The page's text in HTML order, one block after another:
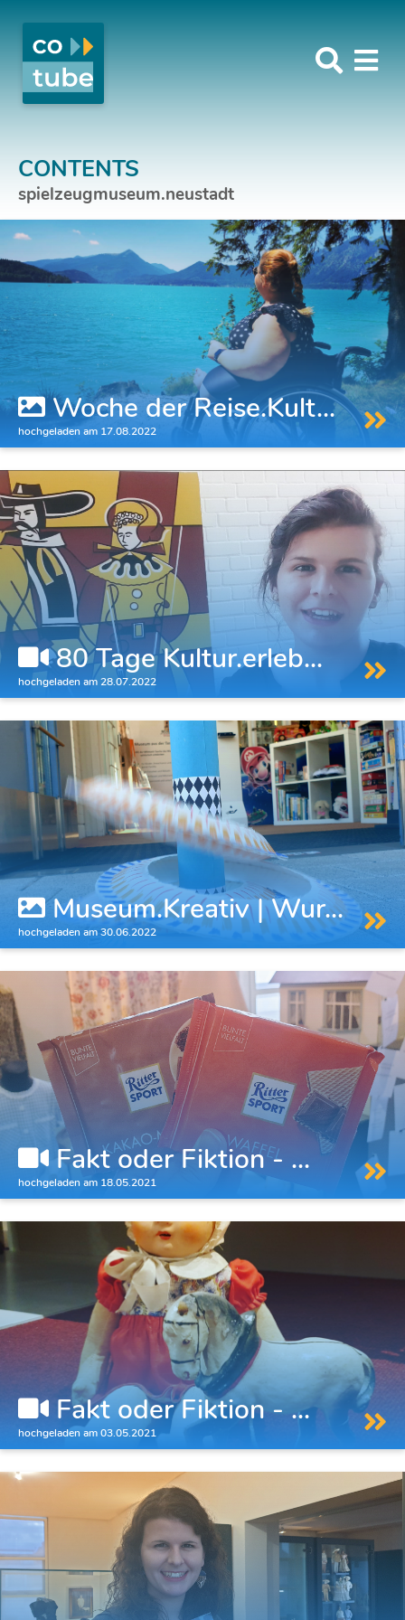
CONTENTS
spielzeugmuseum.neustadt
Woche der Reise.Kult...
hochgeladen am 17.08.2022
80 Tage Kultur.erleb...
hochgeladen am 28.07.2022
Museum.Kreativ | Wur...
hochgeladen am 30.06.2022
Fakt oder Fiktion - ...
hochgeladen am 18.05.2021
Fakt oder Fiktion - ...
hochgeladen am 03.05.2021